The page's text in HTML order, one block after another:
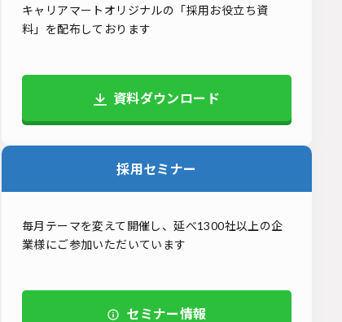
キャリアマートオリジナルの「採用お役立ち資
料」を配布しております
資料ダウンロード
採用セミナー
毎月テーマを変えて開催し、延べ1300社以上の企
業様にご参加いただいています
セミナー情報